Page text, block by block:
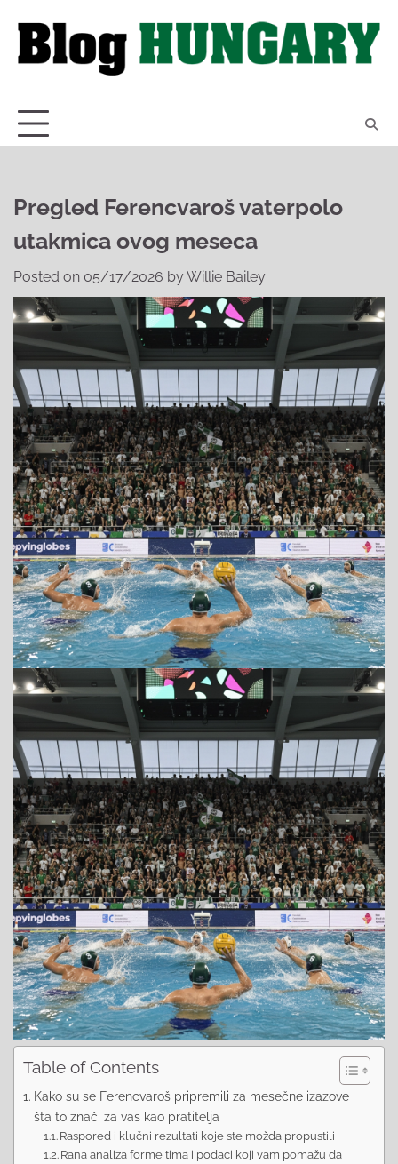
content
Pregled Ferencvaroš vaterpolo
utakmica ovog meseca
Posted on 05/17/2026 byWillie Bailey
Table of Contents
Kako su se Ferencvaroš pripremili za mesečne izazove i
šta to znači za vas kao pratitelja
Raspored i klučni rezultati koje ste možda propustili
Rana analiza forme tima i podaci koji vam pomažu da